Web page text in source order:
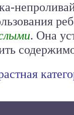
. Она